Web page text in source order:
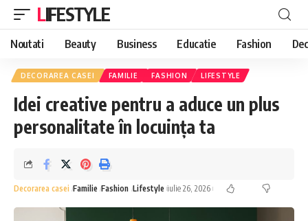
LIFESTYLE
Noutati Beauty Business Educatie Fashion
DECORAREA CASEI FAMILIE FASHION LIFESTYLE
Idei creative pentru a aduce un plus
personalitate în locuința ta
Decorarea casei Familie Fashion Lifestyle iulie 26, 2026